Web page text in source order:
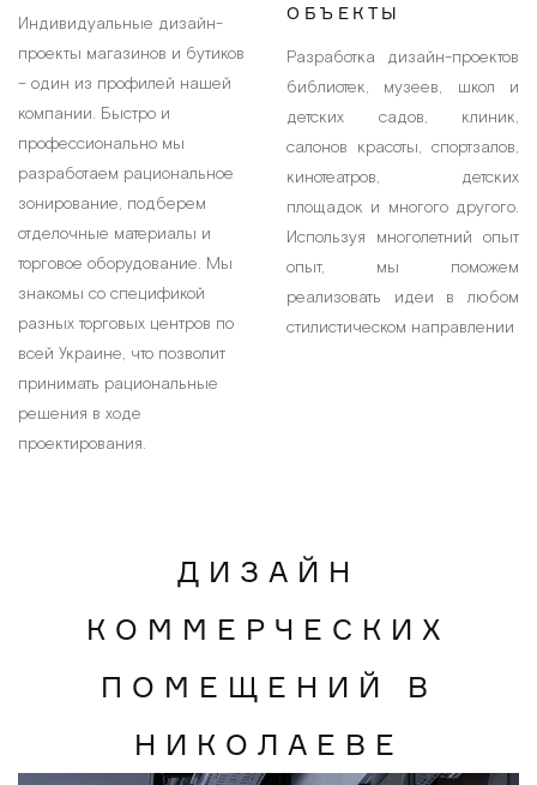
Индивидуальные дизайн-
проекты магазинов и бутиков
– один из профилей нашей
компании. Быстро и
профессионально мы
разработаем рациональное
зонирование, подберем
отделочные материалы и
торговое оборудование. Мы
знакомы со спецификой
разных торговых центров по
всей Украине, что позволит
принимать рациональные
решения в ходе
проектирования.
ОБЪЕКТЫ
Разработка дизайн-проектов
библиотек, музеев, школ и
детских садов, клиник,
салонов красоты, спортзалов,
кинотеатров, детских
площадок и многого другого.
Используя многолетний опыт
опыт, мы поможем
реализовать идеи в любом
стилистическом направлении
ДИЗАЙН
КОММЕРЧЕСКИХ
ПОМЕЩЕНИЙ В
НИКОЛАЕВЕ